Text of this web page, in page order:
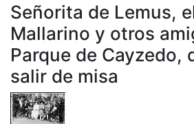
Señorita de Lemus,
Mallarino y otros
Parque de Cayzedo,
salir de misa